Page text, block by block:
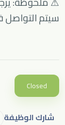
سيتم
Closed
شارك الوظيفة